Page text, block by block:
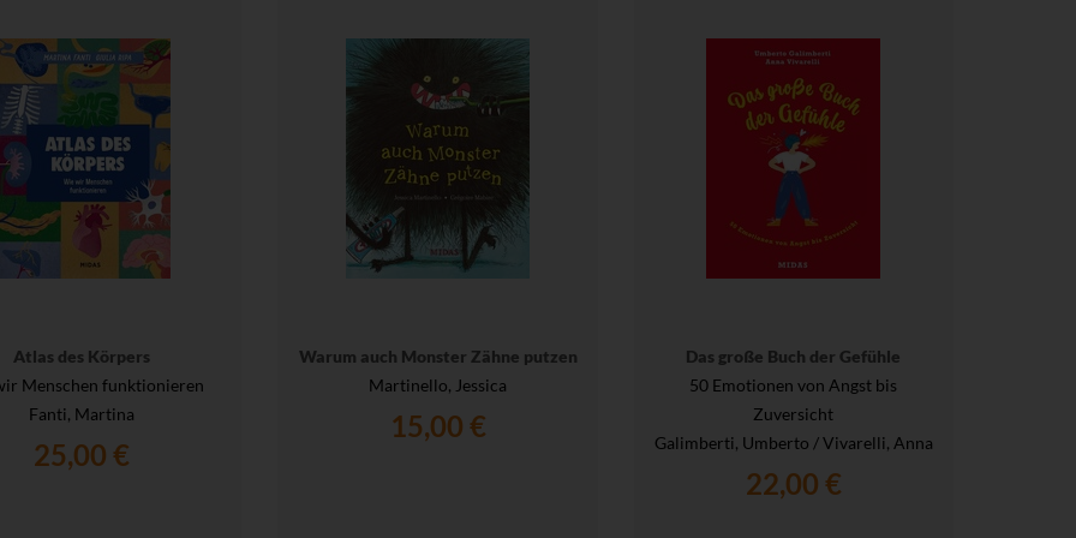
Atlas des Körpers
Menschen funktionieren
Fanti, Martina
25,00 €
Warum auch Monster Zähne putzen
Martinello, Jessica
15,00 €
Das große Buch der Gefühle
50 Emotionen von Angst bis
Zuversicht
Galimberti, Umberto / Vivarelli, Anna
22,00 €